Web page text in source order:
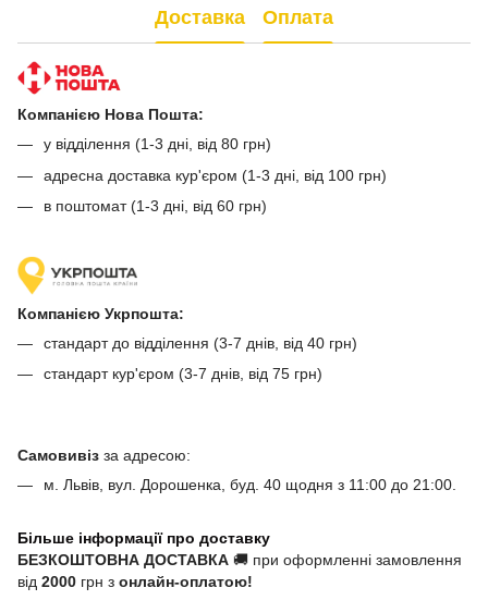
Доставка Оплата
Компанією Нова Пошта:
у відділення (1-3 дні, від 80 грн)
адресна доставка кур'єром (1-3 дні, від 100 грн)
в поштомат (1-3 дні, від 60 грн)
Компанією Укрпошта:
стандарт до відділення (3-7 днів, від 40 грн)
стандарт кур'єром (3-7 днів, від 75 грн)
Самовивіз за адресою:
м. Львів, вул. Дорошенка, буд. 40 щодня з 11:00 до 21:00.
Більше інформації про доставку
БЕЗКОШТОВНА ДОСТАВКА 🚚 при оформленні замовлення
від 2000 грн з онлайн-оплатою!